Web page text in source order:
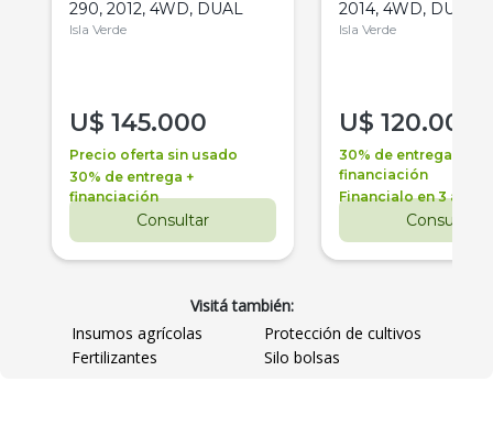
290, 2012, 4WD, DUAL
Isla Verde
U$ 145.000
Precio oferta sin usado
30% de entrega +
financiación
Consultar
2014, 4WD, DUAL
Isla Verde
U$ 120.000
30% de entrega +
financiación
Financialo en 3 años
Consultar
Visitá también:
Insumos agrícolas
Protección de cultivos
Fertilizantes
Silo bolsas